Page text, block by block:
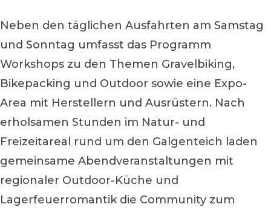
Neben den täglichen Ausfahrten am Samstag
und Sonntag umfasst das Programm
Workshops zu den Themen Gravelbiking,
Bikepacking und Outdoor sowie eine Expo-
Area mit Herstellern und Ausrüstern. Nach
erholsamen Stunden im Natur- und
Freizeitareal rund um den Galgenteich laden
gemeinsame Abendveranstaltungen mit
regionaler Outdoor-Küche und
Lagerfeuerromantik die Community zum